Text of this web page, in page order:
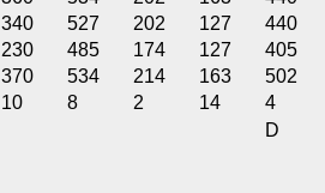
340 527 202 127
440
230 485 174 127
405
370 534 214 163
502
10 8 2 14
4
D